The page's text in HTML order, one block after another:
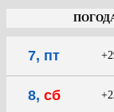
7, пт
8, сб